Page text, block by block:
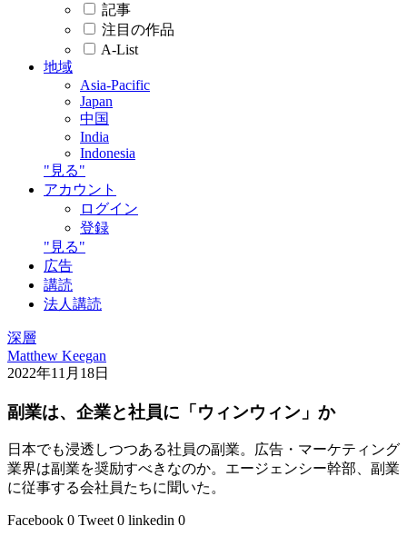
記事
注目の作品
A-List
地域
Asia-Pacific
Japan
中国
India
Indonesia
"見る"
アカウント
ログイン
登録
"見る"
広告
講読
法人講読
深層
Matthew Keegan
2022年11月18日
副業は、企業と社員に「ウィンウィン」か
日本でも浸透しつつある社員の副業。広告・マーケティング
業界は副業を奨励すべきなのか。エージェンシー幹部、副業
に従事する会社員たちに聞いた。
Facebook 0 Tweet 0 linkedin 0